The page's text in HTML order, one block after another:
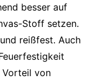
besser auf
Stoff setzen.
reißfest. Auch
Vorteil von